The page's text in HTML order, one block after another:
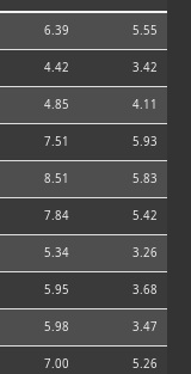
6.39 5.55
4.42 3.42
4.85 4.11
7.51 5.93
8.51 5.83
7.84 5.42
5.34 3.26
5.95 3.68
5.98 3.47
7.00 5.26